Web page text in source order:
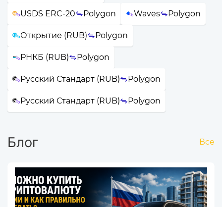
USDS ERC-20 Polygon Waves Polygon
Открытие (RUB) Polygon
РНКБ (RUB) Polygon
Русский Стандарт (RUB) Polygon
Русский Стандарт (RUB) Polygon
Блог Все